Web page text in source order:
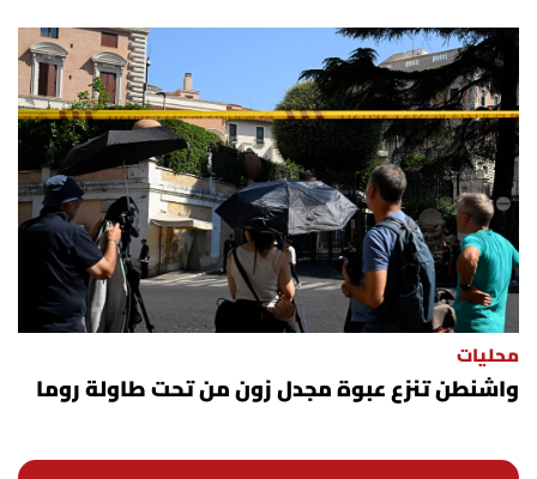
محليات
واشنطن تنزع عبوة مجدل زون من تحت طاولة روما